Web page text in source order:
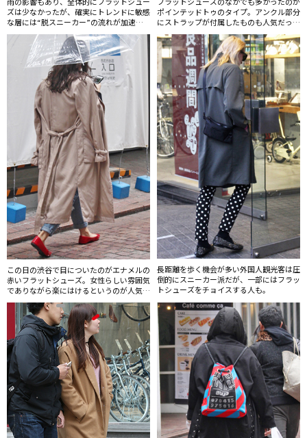
ズは少なかったが、確実にトレンドに敏感
な層には“脱スニーカー”の流れが加速。
バブーシュカやルームシューズ風のものも
ちらほら見かけた。
ポインテッドトゥのタイプ。アンクル部分
にストラップが付属したものも人気だっ
た。
この日の渋谷で目についたのがエナメルの
赤いフラットシューズ。女性らしい雰囲気
でありながら楽にはけるというのが人気の
ポイントか。
長距離を歩く機会が多い外国人観光客は圧
倒的にスニーカー派だが、一部にはフラッ
トシューズをチョイスする人も。